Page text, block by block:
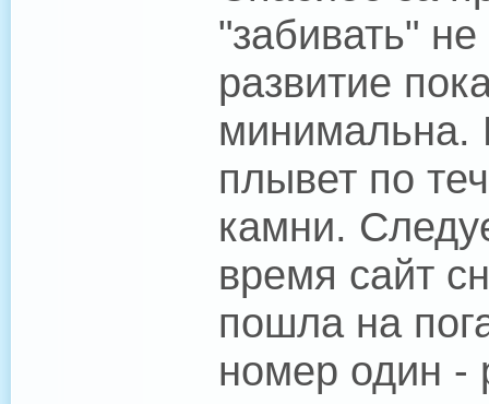
"забивать"
развитие
минимальна.
плывет по
камни.
время сайт
пошла на
номер один -